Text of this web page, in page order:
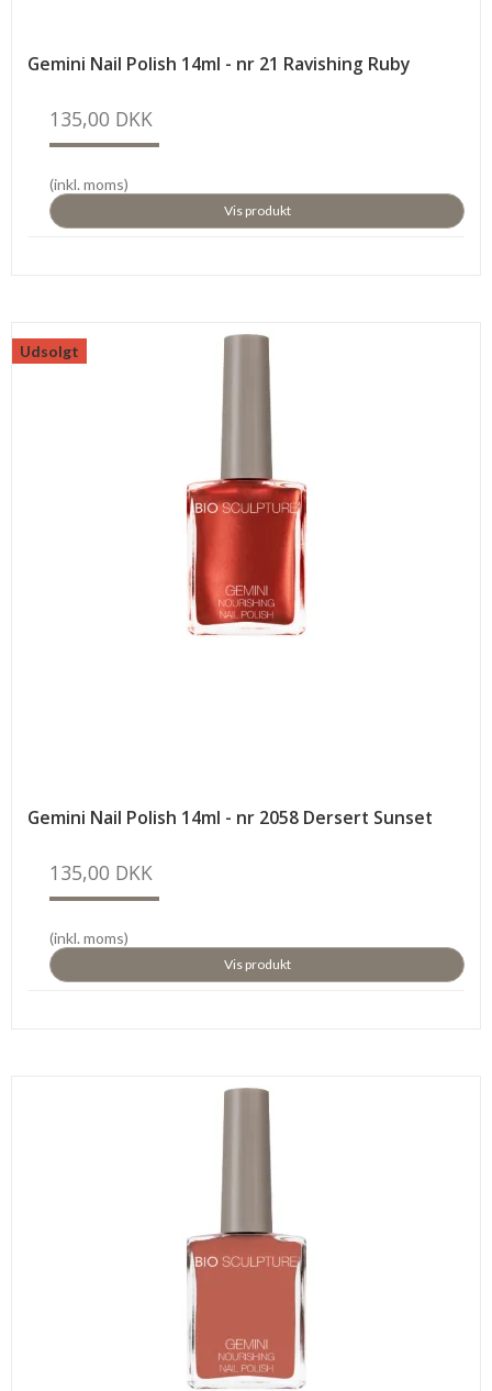
Gemini Nail Polish 14ml - nr 21 Ravishing Ruby
135,00 DKK
(inkl. moms)
Vis produkt
Udsolgt
Gemini Nail Polish 14ml - nr 2058 Dersert Sunset
135,00 DKK
(inkl. moms)
Vis produkt